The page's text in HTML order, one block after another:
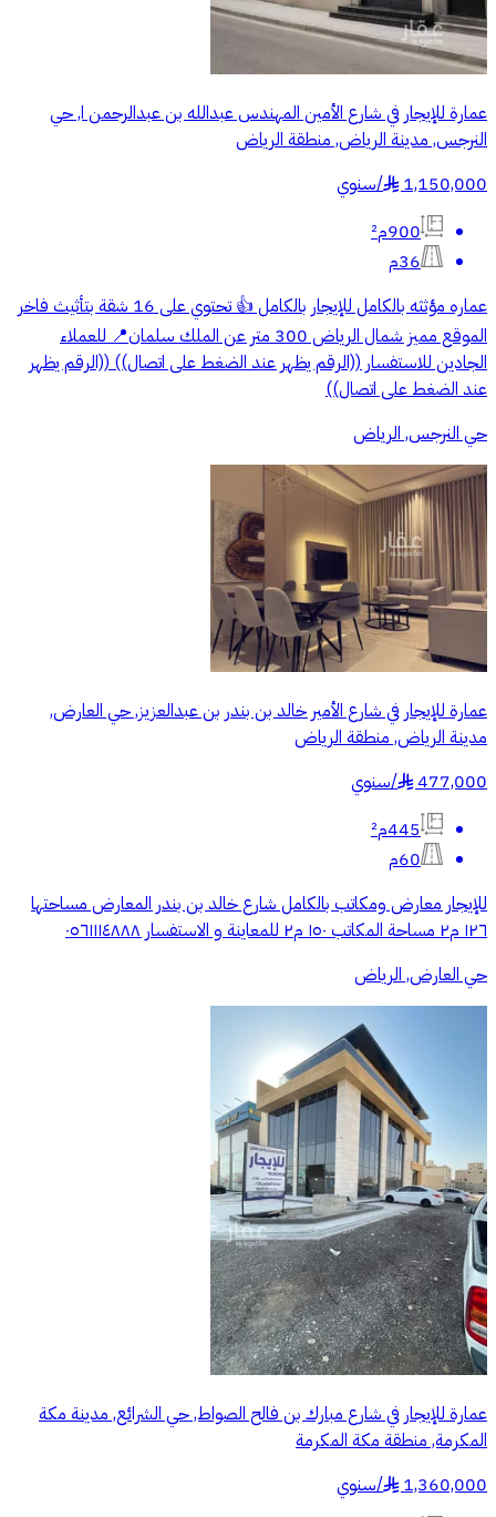
عمارة للإيجار في شارع الأمين المهندس عبدالله بن عبدالرحمن ا, حي
النرجس, مدينة الرياض, منطقة الرياض
1,150,000
§
/سنوي
900م²
36م
عماره مؤثثه بالكامل للإيجار بالكامل 👍 تحتوي على 16 شقة بتأثيث فاخر
الموقع مميز شمال الرياض 300 متر عن الملك سلمان📍 للعملاء
الجادين للاستفسار ((الرقم يظهر عند الضغط على اتصال)) ((الرقم يظهر
عند الضغط على اتصال))
حي النرجس, الرياض
عمارة للإيجار في شارع الأمير خالد بن بندر بن عبدالعزيز, حي العارض,
مدينة الرياض, منطقة الرياض
477,000
§
/سنوي
445م²
60م
للإيجار معارض ومكاتب بالكامل شارع خالد بن بندر المعارض مساحتها
١٢٦ م٢ مساحة المكاتب ١٥٠ م٢ للمعاينة و الاستفسار ٠٥٦١١١٤٨٨٨
حي العارض, الرياض
عمارة للإيجار في شارع مبارك بن فالح الصواط, حي الشرائع, مدينة مكة
المكرمة, منطقة مكة المكرمة
1,360,000
§
/سنوي